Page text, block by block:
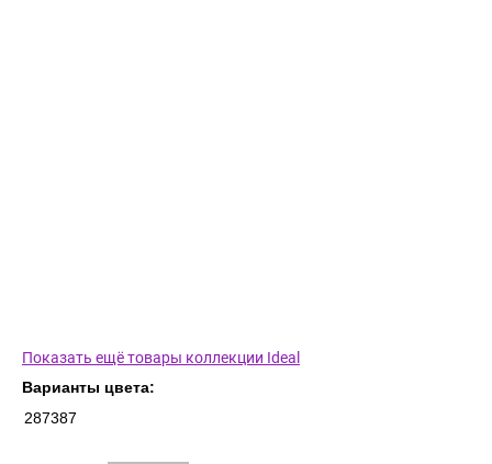
Показать ещё товары коллекции Ideal
Варианты цвета:
287387